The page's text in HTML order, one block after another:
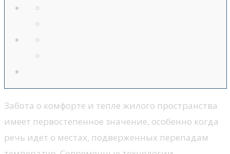
Забота о комфорте и тепле жилого пространства
имеет первостепенное значение, особенно когда
речь идет о местах, подверженных перепадам